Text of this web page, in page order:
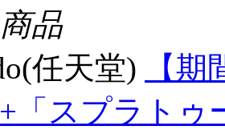
品
任天堂)
【
「スプラトゥ